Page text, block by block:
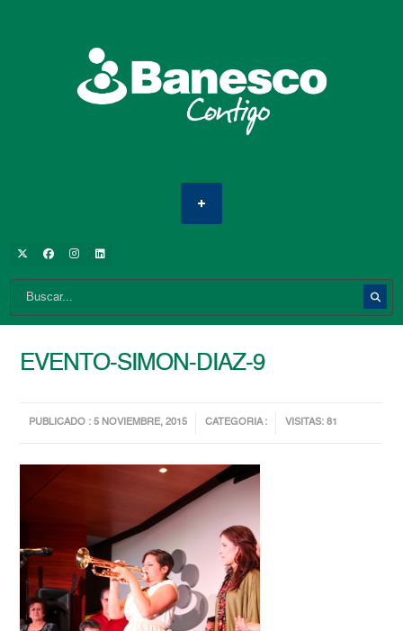
EVENTO-SIMON-DIAZ-9
PUBLICADO : 5 NOVIEMBRE, 2015 CATEGORIA : VISITAS: 81